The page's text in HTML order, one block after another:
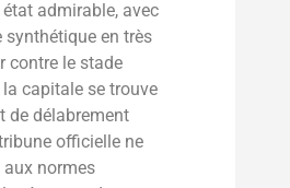
admirable, avec
synthétique en très
contre le stade
capitale se trouve
de délabrement
officielle ne
normes